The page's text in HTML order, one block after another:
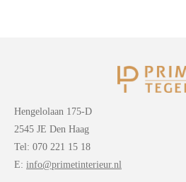
Hengelolaan 175-D
2545 JE Den Haag
Tel: 070 221 15 18
E: info@primetinterieur.nl